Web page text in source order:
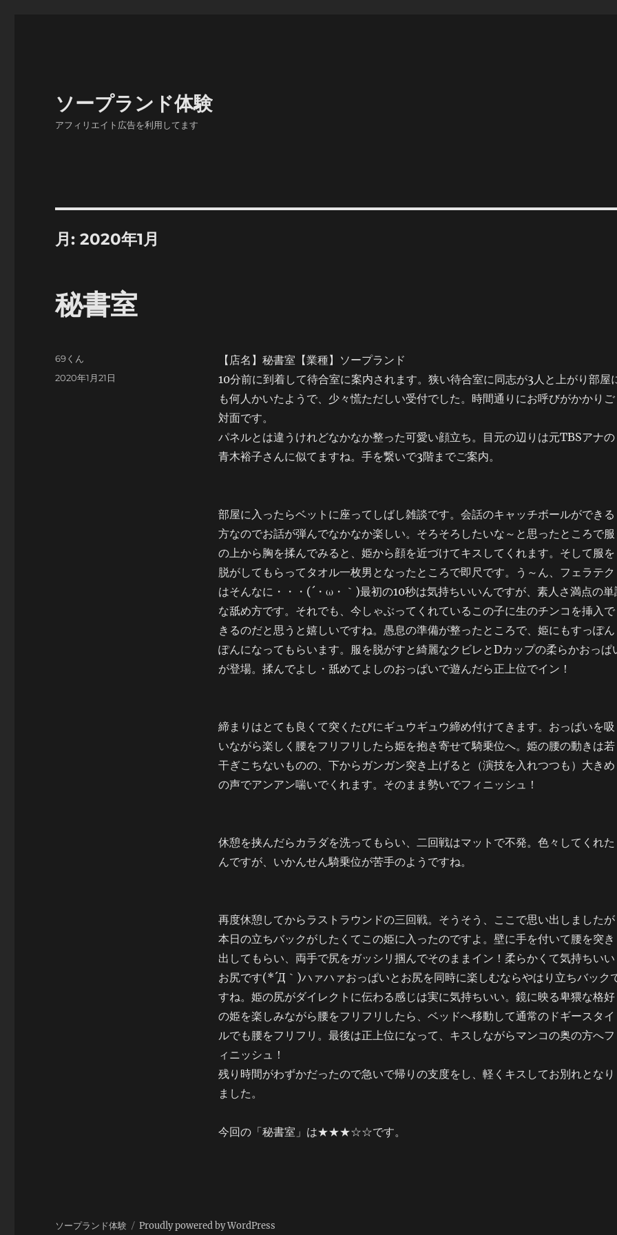
ソープランド体験
アフィリエイト広告を利用してます
月:2020年1月
秘書室
【店名】秘書室【業種】ソープランド
10分前に到着して待合室に案内されます。狭い待合室に同志が3人と上がり部屋
も何人かいたようで、少々慌ただしい受付でした。時間通りにお呼びがかかりご
対面です。
パネルとは違うけれどなかなか整った可愛い顔立ち。目元の辺りは元TBSアナの
青木裕子さんに似てますね。手を繋いで3階までご案内。
部屋に入ったらベットに座ってしばし雑談です。会話のキャッチボールができる
方なのでお話が弾んでなかなか楽しい。そろそろしたいな～と思ったところで服
の上から胸を揉んでみると、姫から顔を近づけてキスしてくれます。そして服を
脱がしてもらってタオル一枚男となったところで即尺です。う～ん、フェラテク
はそんなに・・・(´・ω・｀)最初の10秒は気持ちいいんですが、素人さ満点の単
な舐め方です。それでも、今しゃぶってくれているこの子に生のチンコを挿入で
きるのだと思うと嬉しいですね。愚息の準備が整ったところで、姫にもすっぽん
ぽんになってもらいます。服を脱がすと綺麗なクビレとDカップの柔らかおっぱ
が登場。揉んでよし・舐めてよしのおっぱいで遊んだら正上位でイン！
締まりはとても良くて突くたびにギュウギュウ締め付けてきます。おっぱいを吸
いながら楽しく腰をフリフリしたら姫を抱き寄せて騎乗位へ。姫の腰の動きは若
干ぎこちないものの、下からガンガン突き上げると（演技を入れつつも）大きめ
の声でアンアン喘いでくれます。そのまま勢いでフィニッシュ！
休憩を挟んだらカラダを洗ってもらい、二回戦はマットで不発。色々してくれた
んですが、いかんせん騎乗位が苦手のようですね。
再度休憩してからラストラウンドの三回戦。そうそう、ここで思い出しましたが
本日の立ちバックがしたくてこの姫に入ったのですよ。壁に手を付いて腰を突き
出してもらい、両手で尻をガッシリ掴んでそのままイン！柔らかくて気持ちいい
お尻です(*´Д｀)ハァハァおっぱいとお尻を同時に楽しむならやはり立ちバック
すね。姫の尻がダイレクトに伝わる感じは実に気持ちいい。鏡に映る卑猥な格好
の姫を楽しみながら腰をフリフリしたら、ベッドへ移動して通常のドギースタイ
ルでも腰をフリフリ。最後は正上位になって、キスしながらマンコの奥の方へフ
ィニッシュ！
残り時間がわずかだったので急いで帰りの支度をし、軽くキスしてお別れとなり
ました。
今回の「秘書室」は★★★☆☆です。
投
稿
69くん
投
2020年1月21日
ソープランド体験 Proudly powered by WordPress